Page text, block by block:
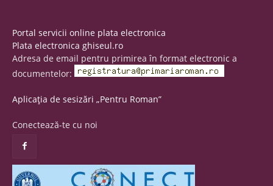
Portal servicii online plata electronica
Plata electronica ghiseul.ro
Adresa de email pentru primirea în format electronic a
documentelor:
Aplicația de sesizări „Pentru Roman”
Conectează-te cu noi